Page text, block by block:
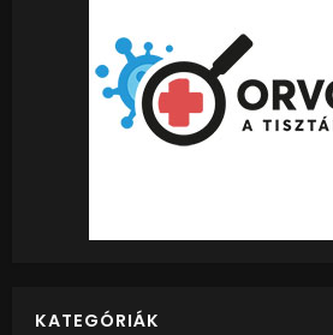
KATEGÓRIÁK